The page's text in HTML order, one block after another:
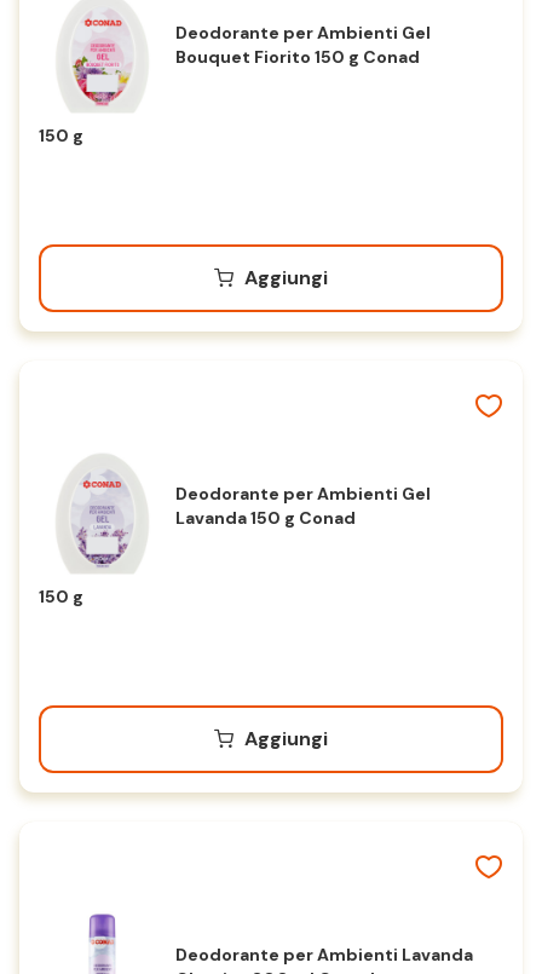
Deodorante per Ambienti Gel
Bouquet Fiorito 150 g Conad
150 g
Aggiungi
Deodorante per Ambienti Gel
Lavanda 150 g Conad
150 g
Aggiungi
Deodorante per Ambienti Lavanda